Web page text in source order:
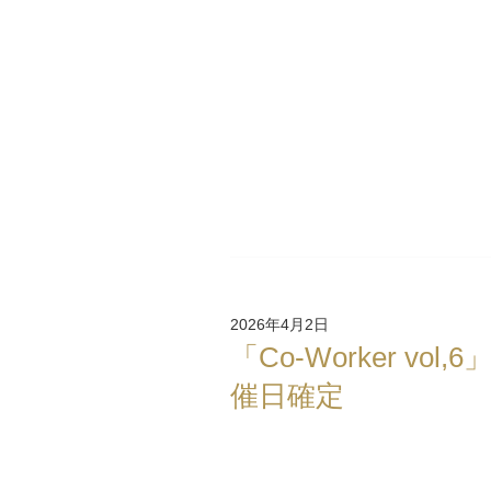
2026年4月2日
「Co-Worker vol,6
催日確定